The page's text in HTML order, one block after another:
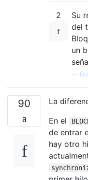
2
Su
del
un
—
90
La
En el
de entrar
hay otro